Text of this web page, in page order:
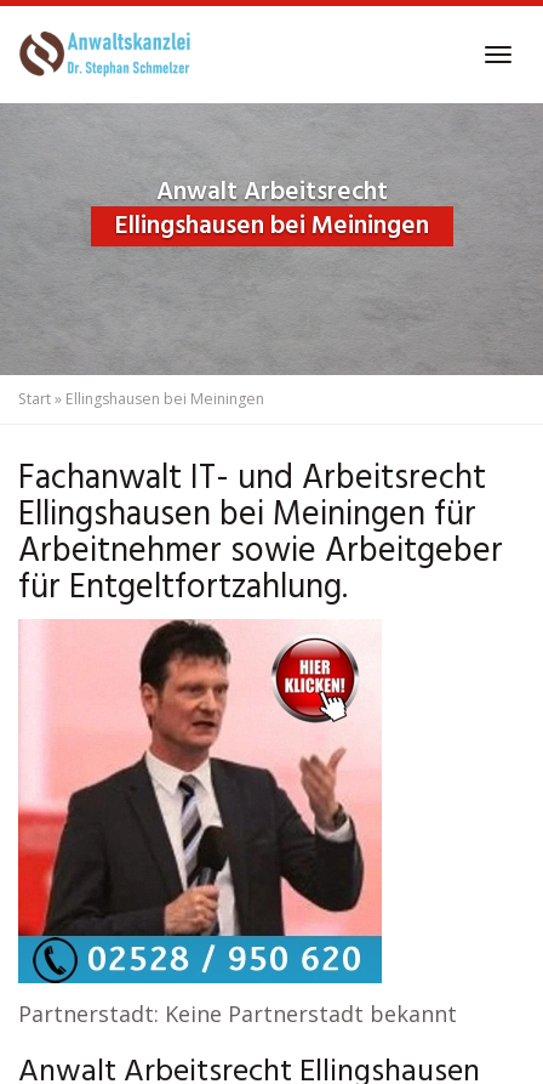
to
Anwalt Arbeitsrecht
Ellingshausen bei Meiningen
Start» Ellingshausen bei Meiningen
Fachanwalt IT- und Arbeitsrecht
Ellingshausen bei Meiningen für
Arbeitnehmer sowie Arbeitgeber
für Entgeltfortzahlung.
Partnerstadt: Keine Partnerstadt bekannt
Anwalt Arbeitsrecht Ellingshausen